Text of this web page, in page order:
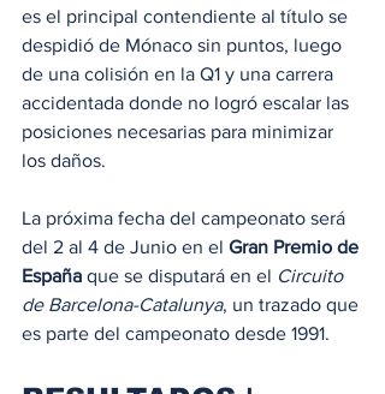
es el principal contendiente al título se
despidió de Mónaco sin puntos, luego
de una colisión en la Q1 y una carrera
accidentada donde no logró escalar las
posiciones necesarias para minimizar
los daños.
La próxima fecha del campeonato será
del 2 al 4 de Junio en el Gran Premio de
España que se disputará en el Circuito
de Barcelona-Catalunya, un trazado que
es parte del campeonato desde 1991.